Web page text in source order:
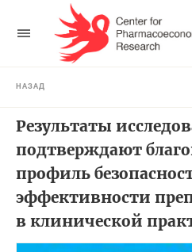
НАЗАД
Результаты
подтверждают
профиль
эффективности
в клинической